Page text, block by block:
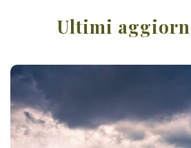
Ultimi